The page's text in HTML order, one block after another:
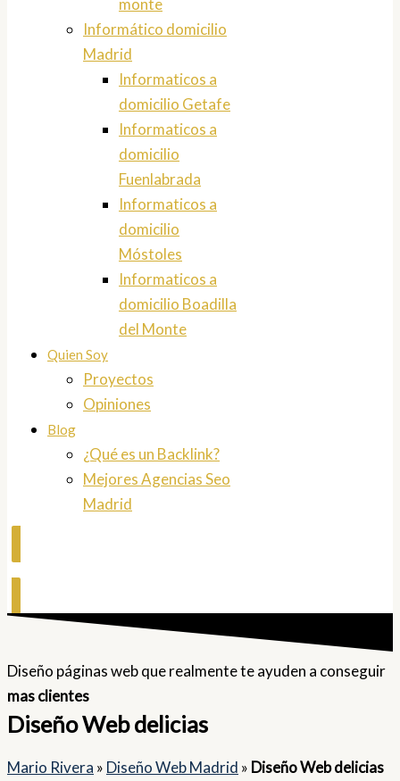
monte
Informático domicilio
Madrid
Informaticos a
domicilio Getafe
Informaticos a
domicilio
Fuenlabrada
Informaticos a
domicilio
Móstoles
Informaticos a
domicilio Boadilla
del Monte
Quien Soy
Proyectos
Opiniones
Blog
¿Qué es un Backlink?
Mejores Agencias Seo
Madrid
Diseño páginas web que realmente te ayuden a conseguir
mas clientes
Diseño Web delicias
Mario Rivera » Diseño Web Madrid » Diseño Web delicias